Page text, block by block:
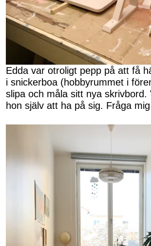
Edda var otroligt pepp på att få
i snickerboa (hobbyrummet i
slipa och måla sitt nya skrivbord.
hon själv att ha på sig. Fråga